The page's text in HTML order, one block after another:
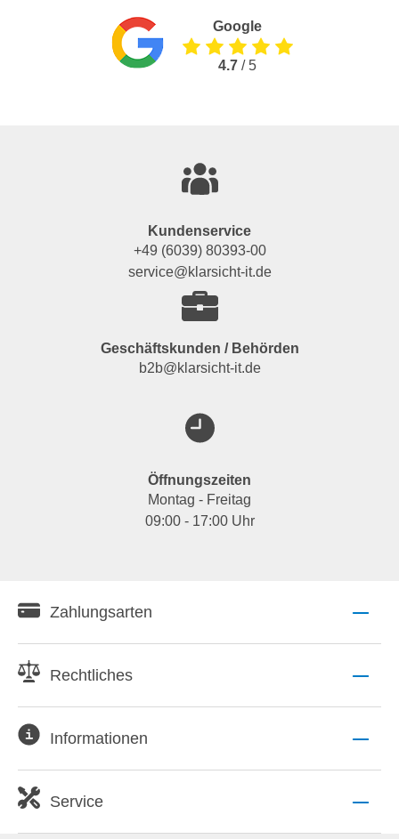
Google
4.7 / 5
Kundenservice
+49 (6039) 80393-00
service@klarsicht-it.de
Geschäftskunden / Behörden
b2b@klarsicht-it.de
Öffnungszeiten
Montag - Freitag
09:00 - 17:00 Uhr
Zahlungsarten
Rechtliches
Informationen
Service